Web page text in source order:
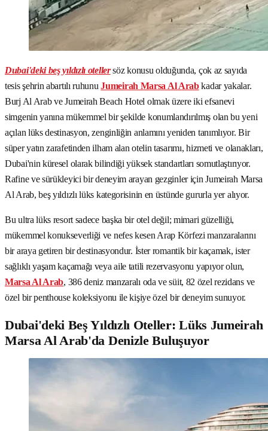
Dubai'deki beş yıldızlı otellersöz konusu olduğunda, çok az sayıda
tesis şehrin abartılı ruhunuJumeirah Marsa Al Arabkadar yakalar.
Burj Al Arab ve Jumeirah Beach Hotel olmak üzere iki efsanevi
simgenin yanına mükemmel bir şekilde konumlandırılmış olan bu yeni
açılan lüks destinasyon, zenginliğin anlamını yeniden tanımlıyor. Bir
süper yatın zarafetinden ilham alan otelin tasarımı, hizmeti ve olanakları,
Dubai'nin küresel olarak bilindiği yüksek standartları somutlaştırıyor.
Rafine ve sürükleyici bir deneyim arayan gezginler için Jumeirah Marsa
Al Arab, beş yıldızlı lüks kategorisinin en üstünde gururla yer alıyor.
Bu ultra lüks resort sadece başka bir otel değil; mimari güzelliği,
mükemmel konukseverliği ve nefes kesen Arap Körfezi manzaralarını
bir araya getiren bir destinasyondur. İster romantik bir kaçamak, ister
sağlıklı yaşam kaçamağı veya aile tatili rezervasyonu yapıyor olun,
Marsa Al Arab, 386 deniz manzaralı oda ve süit, 82 özel rezidans ve
özel bir penthouse koleksiyonu ile kişiye özel bir deneyim sunuyor.
Dubai'deki Beş Yıldızlı Oteller: Lüks Jumeirah
Marsa Al Arab'da Denizle Buluşuyor